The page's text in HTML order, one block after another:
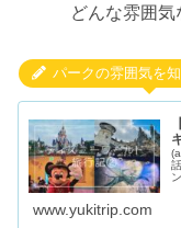
どんな雰囲気
パークの雰囲気を
www.yukitrip.com